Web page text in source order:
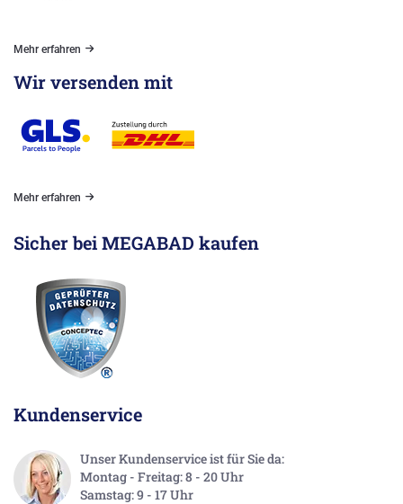
Mehr erfahren
Wir versenden mit
Mehr erfahren
Sicher bei MEGABAD kaufen
Kundenservice
Unser Kundenservice ist für Sie da:
Montag - Freitag: 8 - 20 Uhr
Samstag: 9 - 17 Uhr